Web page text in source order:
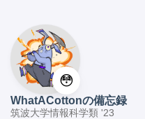
😳
WhatACottonの備忘録
筑波大学情報科学類 '23